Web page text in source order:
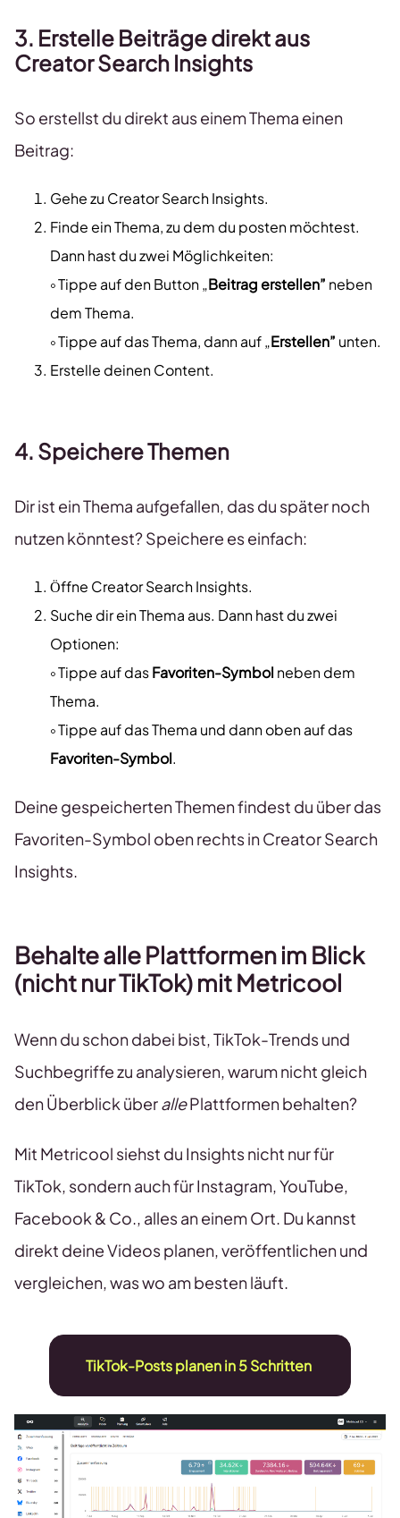
3. Erstelle Beiträge direkt aus
Creator Search Insights
So erstellst du direkt aus einem Thema einen
Beitrag:
Gehe zu Creator Search Insights.
Finde ein Thema, zu dem du posten möchtest.
Dann hast du zwei Möglichkeiten:
༚ Tippe auf den Button „Beitrag erstellen” neben
dem Thema.
༚ Tippe auf das Thema, dann auf „Erstellen” unten.
Erstelle deinen Content.
4. Speichere Themen
Dir ist ein Thema aufgefallen, das du später noch
nutzen könntest? Speichere es einfach:
Öffne Creator Search Insights.
Suche dir ein Thema aus. Dann hast du zwei
Optionen:
༚ Tippe auf dasFavoriten-Symbolneben dem
Thema.
༚ Tippe auf das Thema und dann oben auf das
Favoriten-Symbol.
Deine gespeicherten Themen findest du über das
Favoriten-Symbol oben rechts in Creator Search
Insights.
Behalte alle Plattformen im Blick
(nicht nur TikTok) mit Metricool
Wenn du schon dabei bist, TikTok-Trends und
Suchbegriffe zu analysieren, warum nicht gleich
den Überblick überallePlattformen behalten?
Mit Metricool siehst du Insights nicht nur für
TikTok, sondern auch für Instagram, YouTube,
Facebook & Co., alles an einem Ort. Du kannst
direkt deine Videos planen, veröffentlichen und
vergleichen, was wo am besten läuft.
TikTok-Posts planen in 5 Schritten